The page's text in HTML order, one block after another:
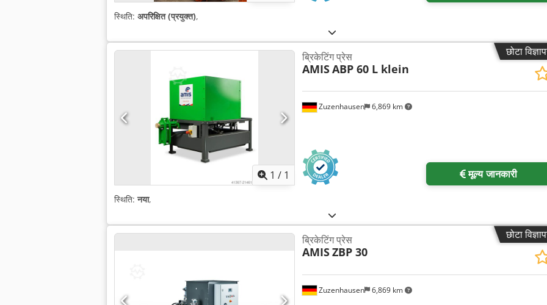
स्थिति: अपरिक्षित (प्रयुक्त),
छोटा
1 / 1
Zuzenhausen 6,869 km
ब्रिकेटिंग प्रेस
AMISABP 60 L klein
मूल्य जानकारी
स्थिति:नया,
छोटा
Zuzenhausen 6,869 km
ब्रिकेटिंग प्रेस
AMISZBP 30